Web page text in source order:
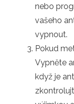
nebo
vašeho
vypnout.
Pokud
Vypněte
když je